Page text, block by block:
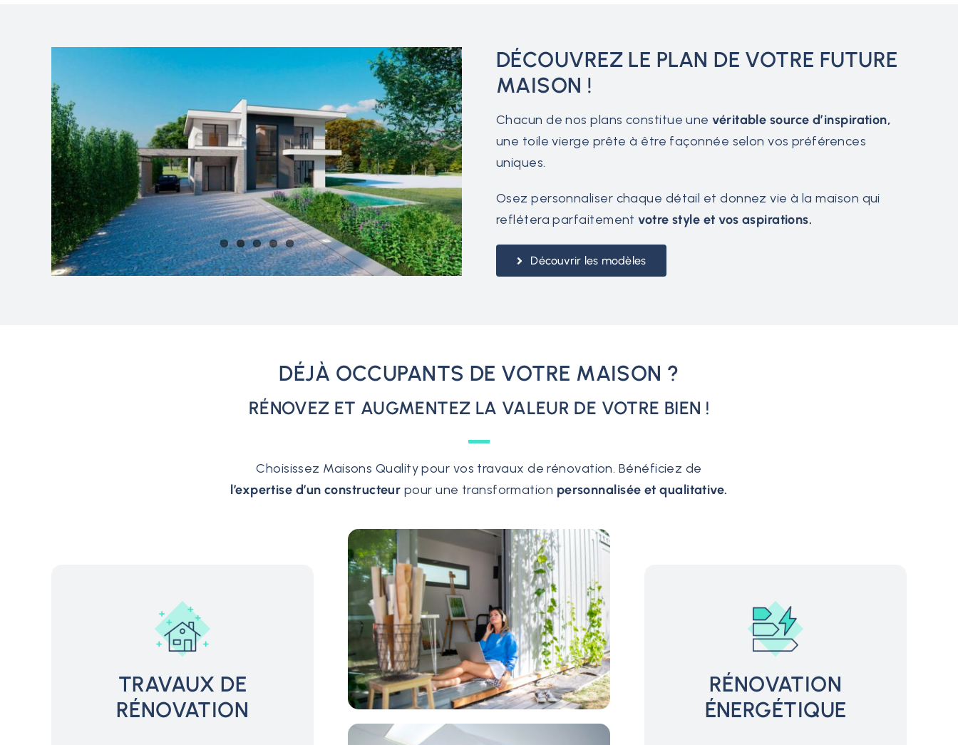
DÉCOUVREZ LE PLAN DE VOTRE FUTURE
MAISON !
Chacun de nos plans constitue unevéritable source d’inspiration,
une toile vierge prête à être façonnée selon vos préférences
uniques.
Osez personnaliser chaque détail et donnez vie à la maison qui
reflétera parfaitement votre style et vos aspirations.
Découvrir les modèles
DÉJÀ OCCUPANTS DE VOTRE MAISON ?
RÉNOVEZ ET AUGMENTEZ LA VALEUR DE VOTRE BIEN !
Choisissez Maisons Quality pour vos travaux de rénovation. Bénéficiez de
l’expertise d’un constructeur pour une transformation personnalisée et qualitative.
TRAVAUX DE
RÉNOVATION
RÉNOVATION
ÉNERGÉTIQUE